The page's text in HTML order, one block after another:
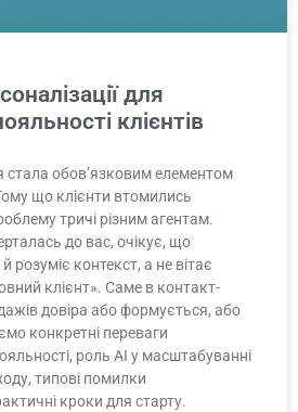
для
клієнтів
стала обов’язковим елементом
що клієнти втомились
тричі різним агентам.
до вас, очікує, що
розуміє контекст, а не вітає
клієнт». Саме в контакт-
довіра або формується, або
конкретні переваги
роль AI у масштабуванні
типові помилки
кроки для старту.